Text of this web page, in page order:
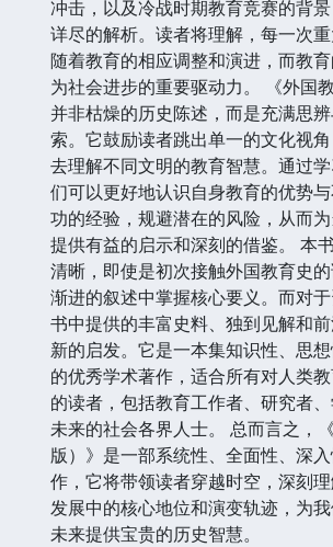
冲击，以及冷战时期教育竞赛的背
详尽的解析。读者将理解，每一次
随着教育的相应调整和演进，而教
为社会进步的重要驱动力。 《外国
并非枯燥的历史陈述，而是充满思
索。它鼓励读者跳出单一的文化视
去理解不同文明的教育智慧。通过
们可以更好地认识自身教育的优势
功的经验，规避潜在的风险，从而
提供有益的启示和深刻的借鉴。 本
清晰，即使是初次接触外国教育史
渐进的叙述中掌握核心要义。而对于
书中提供的丰富史料、独到见解和
新的启发。它是一本集知识性、思
的优秀学术著作，适合所有对人类
的读者，包括教育工作者、研究者
未来的社会各界人士。 总而言之，
版）》是一部系统性、全面性、深
作，它将带领读者穿越时空，深刻
发展中的核心地位和演变轨迹，为
未来提供宝贵的历史智慧。